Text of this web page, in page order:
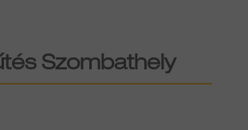
Szombathely